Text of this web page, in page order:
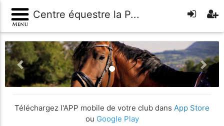
Centre équestre la P...
Previous
Téléchargez l'APP mobile de votre club dans App Store
ou Google Play